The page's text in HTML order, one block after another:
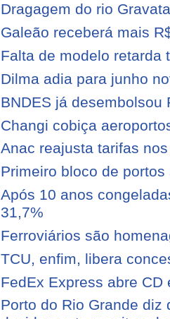
Dragagem do rio
Galeão receberá mais
Falta de modelo retarda
Dilma adia para junho
BNDES já
Changi cobiça
Anac reajusta tarifas
Primeiro bloco de
Após 10 anos
31,7%
Ferroviários são
TCU, enfim, libera
FedEx Express abre CD
Porto do Rio Grande